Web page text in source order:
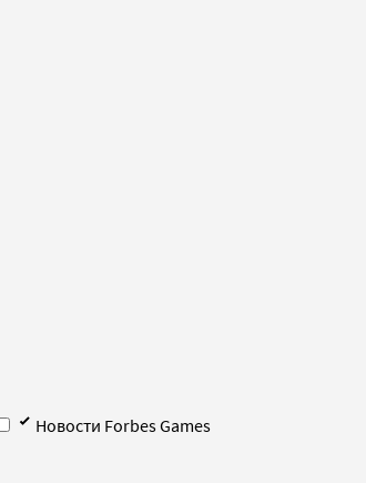
Новости Forbes Games